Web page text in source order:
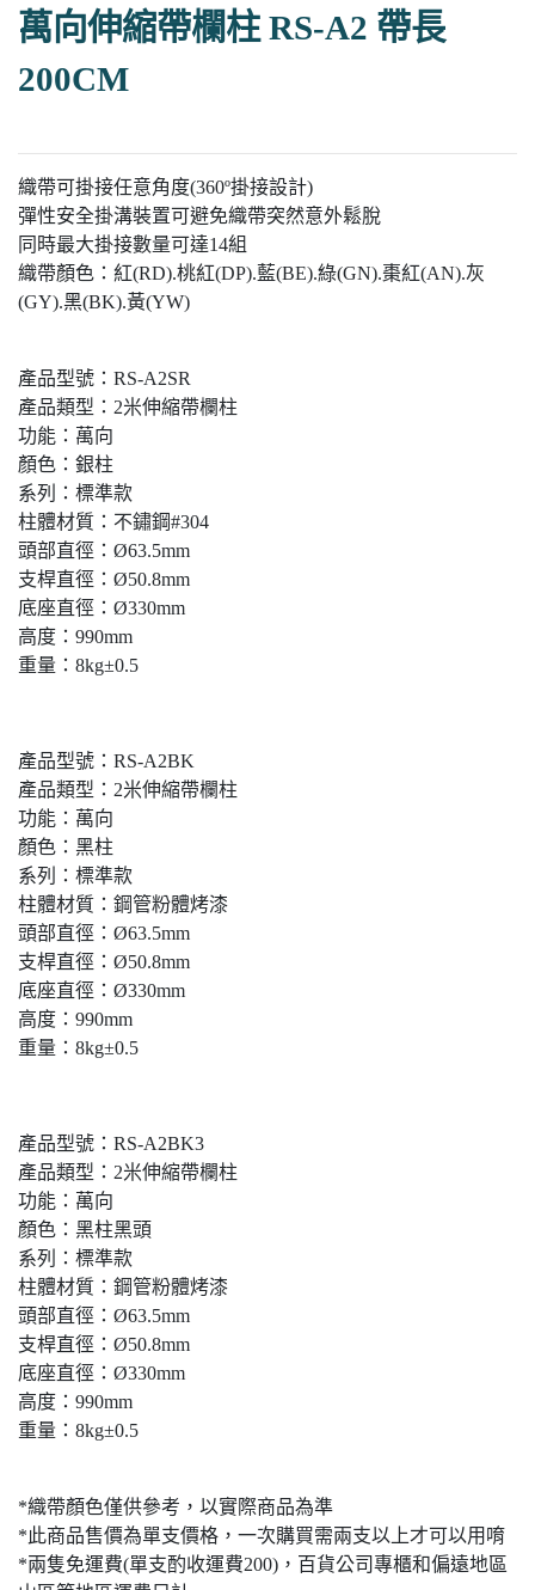
萬向伸縮帶欄柱 RS-A2 帶長
200CM
織帶可掛接任意角度(360º掛接設計)
彈性安全掛溝裝置可避免織帶突然意外鬆脫
同時最大掛接數量可達14組
織帶顏色：紅(RD).桃紅(DP).藍(BE).綠(GN).棗紅(AN).灰
(GY).黑(BK).黃(YW)
產品型號：RS-A2SR
產品類型：2米伸縮帶欄柱
功能：萬向
顏色：銀柱
系列：標準款
柱體材質：不鏽鋼#304
頭部直徑：Ø63.5mm
支桿直徑：Ø50.8mm
底座直徑：Ø330mm
高度：990mm
重量：8kg±0.5
產品型號：RS-A2BK
產品類型：2米伸縮帶欄柱
功能：萬向
顏色：黑柱
系列：標準款
柱體材質：鋼管粉體烤漆
頭部直徑：Ø63.5mm
支桿直徑：Ø50.8mm
底座直徑：Ø330mm
高度：990mm
重量：8kg±0.5
產品型號：RS-A2BK3
產品類型：2米伸縮帶欄柱
功能：萬向
顏色：黑柱黑頭
系列：標準款
柱體材質：鋼管粉體烤漆
頭部直徑：Ø63.5mm
支桿直徑：Ø50.8mm
底座直徑：Ø330mm
高度：990mm
重量：8kg±0.5
*織帶顏色僅供參考，以實際商品為準
*此商品售價為單支價格，一次購買需兩支以上才可以用唷
*兩隻免運費(單支酌收運費200)，百貨公司專櫃和偏遠地區